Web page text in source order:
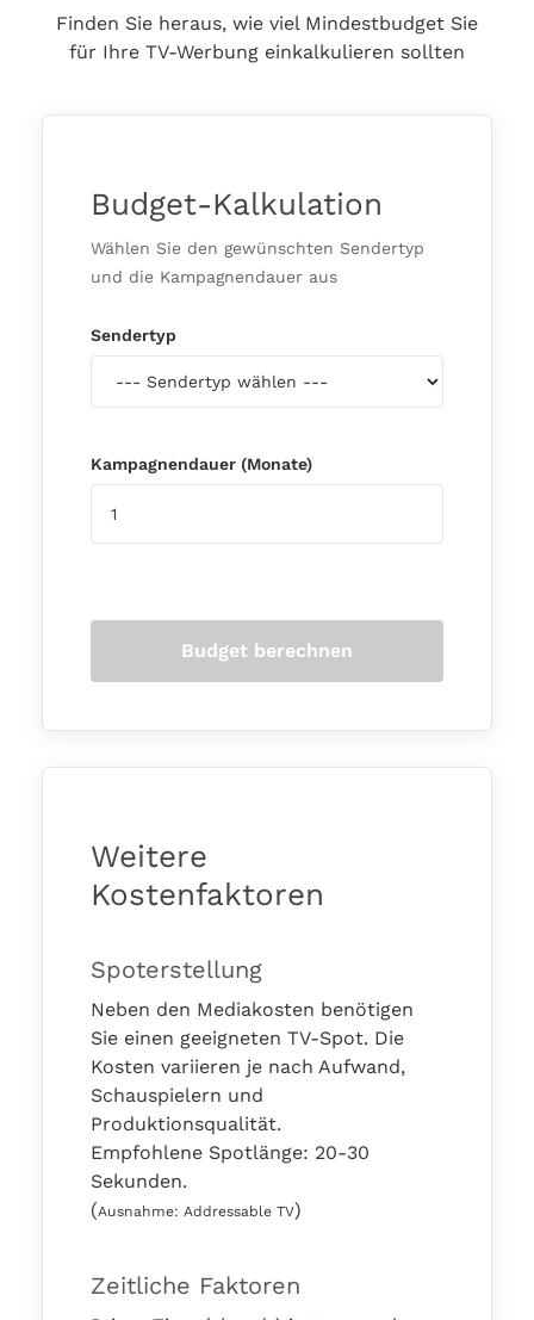
Finden Sie heraus, wie viel Mindestbudget Sie
für Ihre TV-Werbung einkalkulieren sollten
Budget-Kalkulation
Wählen Sie den gewünschten Sendertyp
und die Kampagnendauer aus
Sendertyp
Kampagnendauer (Monate)
Budget berechnen
Weitere
Kostenfaktoren
Spoterstellung
Neben den Mediakosten benötigen
Sie einen geeigneten TV-Spot. Die
Kosten variieren je nach Aufwand,
Schauspielern und
Produktionsqualität.
Empfohlene Spotlänge: 20-30
Sekunden.
(Ausnahme: Addressable TV)
Zeitliche Faktoren